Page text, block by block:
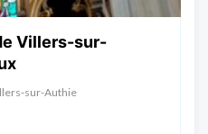
Villers-sur-
sur-Authie